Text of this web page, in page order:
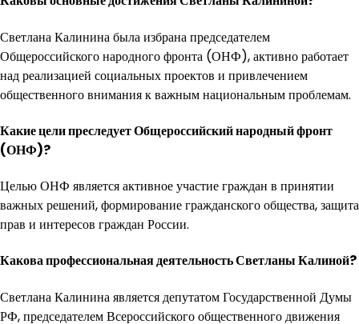
Светлана Калинина была избрана председателем
Общероссийского народного фронта (ОНФ), активно работает
над реализацией социальных проектов и привлечением
общественного внимания к важным национальным проблемам.
Какие цели преследует Общероссийский народный фронт
(ОНФ)?
Целью ОНФ является активное участие граждан в принятии
важных решений, формирование гражданского общества, защита
прав и интересов граждан России.
Какова профессиональная деятельность Светланы Калиной?
Светлана Калинина является депутатом Государственной Думы
РФ, председателем Всероссийского общественного движения